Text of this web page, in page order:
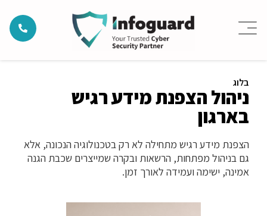
בלוג
ניהול הצפנת מידע רגיש
בארגון
הצפנת מידע רגיש מתחילה לא רק בטכנולוגיה הנכונה, אלא
גם בניהול מפתחות, הרשאות ובקרה שמייצרים שכבת הגנה
אמינה, ישימה ועמידה לאורך זמן.